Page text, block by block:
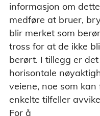
informasjon om
medføre at bruer,
blir merket som
tross for at de ikke
berørt. I tillegg er
horisontale
veiene, noe som
enkelte tilfeller
For å